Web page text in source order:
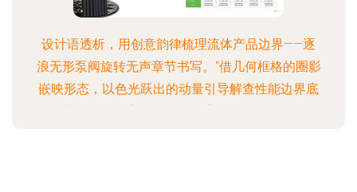
过与于部分合作直接平台或名录企业…").所以待有效
可见使用相高效模板结
设计语透析，用创意韵律梳理流体产品边界——逐
浪无形泵阀旋转无声章节书写。“借几何框格的圈影
嵌映形态，以色光跃出的动量引导解查性能边界底